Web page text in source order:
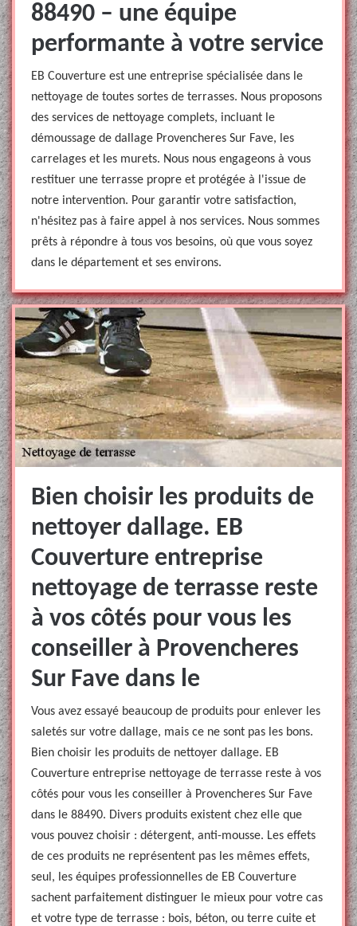
88490 – une équipe
performante à votre service
EB Couverture est une entreprise spécialisée dans le
nettoyage de toutes sortes de terrasses. Nous proposons
des services de nettoyage complets, incluant le
démoussage de dallage Provencheres Sur Fave, les
carrelages et les murets. Nous nous engageons à vous
restituer une terrasse propre et protégée à l'issue de
notre intervention. Pour garantir votre satisfaction,
n'hésitez pas à faire appel à nos services. Nous sommes
prêts à répondre à tous vos besoins, où que vous soyez
dans le département et ses environs.
Bien choisir les produits de
nettoyer dallage. EB
Couverture entreprise
nettoyage de terrasse reste
à vos côtés pour vous les
conseiller à Provencheres
Sur Fave dans le
Vous avez essayé beaucoup de produits pour enlever les
saletés sur votre dallage, mais ce ne sont pas les bons.
Bien choisir les produits de nettoyer dallage. EB
Couverture entreprise nettoyage de terrasse reste à vos
côtés pour vous les conseiller à Provencheres Sur Fave
dans le 88490. Divers produits existent chez elle que
vous pouvez choisir : détergent, anti-mousse. Les effets
de ces produits ne représentent pas les mêmes effets,
seul, les équipes professionnelles de EB Couverture
sachent parfaitement distinguer le mieux pour votre cas
et votre type de terrasse : bois, béton, ou terre cuite et